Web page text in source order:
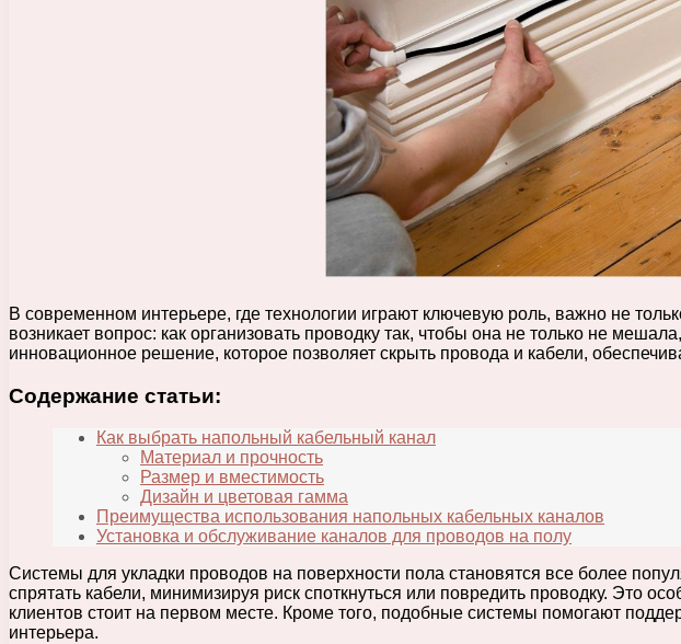
В современном интерьере, где технологии играют ключевую роль, важно не
возникает вопрос: как организовать проводку так, чтобы она не только не
инновационное решение, которое позволяет скрыть провода и кабели,
Содержание статьи:
Как выбрать напольный кабельный канал
Материал и прочность
Размер и вместимость
Дизайн и цветовая гамма
Преимущества использования напольных кабельных каналов
Установка и обслуживание каналов для проводов на полу
Системы для укладки проводов на поверхности пола становятся все более
спрятать кабели, минимизируя риск споткнуться или повредить проводку. Это
клиентов стоит на первом месте. Кроме того, подобные системы помогают
интерьера.